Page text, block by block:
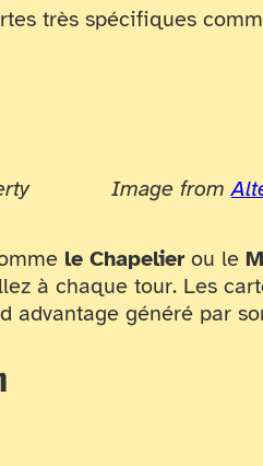
très spécifiques
Image from
le Chapelierou le
à chaque tour. Les
advantage généré par